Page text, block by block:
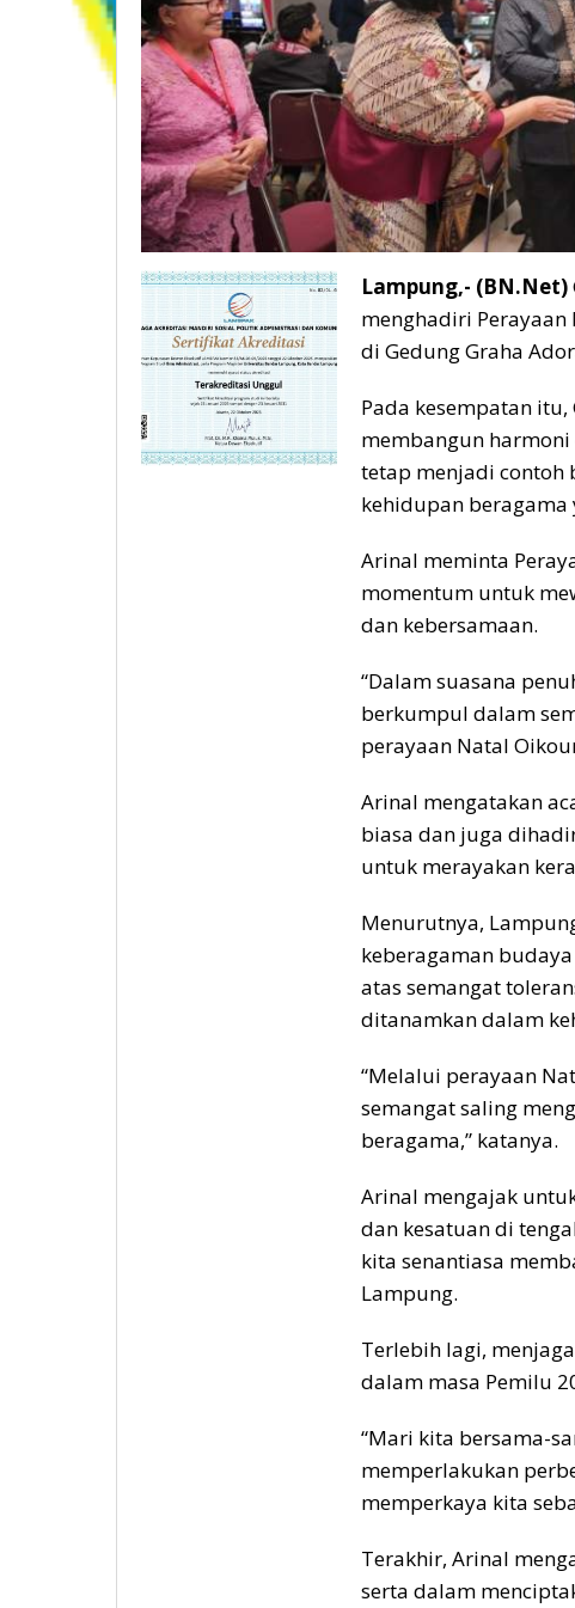
Lampung,- (BN.Net)
menghadiri Perayaan
di Gedung Graha
Pada kesempatan
membangun
tetap menjadi contoh
kehidupan
Arinal meminta
momentum untuk
dan kebersamaan.
“Dalam suasana
berkumpul dalam
perayaan Natal
Arinal mengatakan
biasa dan juga
untuk merayakan
Menurutnya,
keberagaman
atas semangat
ditanamkan dalam
“Melalui perayaan
semangat saling
beragama,” katanya.
Arinal mengajak
dan kesatuan di
kita senantiasa
Lampung.
Terlebih lagi,
dalam masa Pemilu
“Mari kita bersama-
memperlakukan
memperkaya kita
Terakhir, Arinal
serta dalam